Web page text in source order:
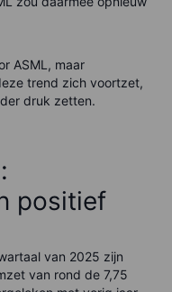
ASML, maar
trend zich voortzet,
druk zetten.
positief
van 2025 zijn
van rond de 7,75